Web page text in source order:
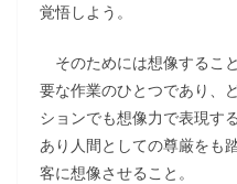
覚悟しよう。
そのためには想像するこ
要な作業のひとつであり、
ションでも想像力で表現す
あり人間としての尊厳をも
客に想像させること。